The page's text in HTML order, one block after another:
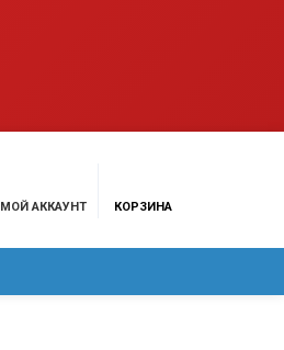
МОЙ АККАУНТ КОРЗИНА